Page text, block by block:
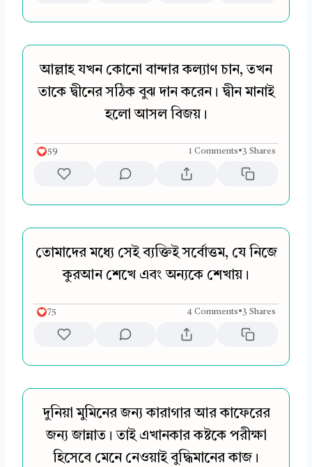
আল্লাহ যখন কোনো বান্দার কল্যাণ চান, তখন
তাকে দ্বীনের সঠিক বুঝ দান করেন। দ্বীন মানাই
হলো আসল বিজয়।
59 1 Comments•3 Shares
তোমাদের মধ্যে সেই ব্যক্তিই সর্বোত্তম, যে নিজে
কুরআন শেখে এবং অন্যকে শেখায়।
75 4 Comments•3 Shares
দুনিয়া মুমিনের জন্য কারাগার আর কাফেরের
জন্য জান্নাত। তাই এখানকার কষ্টকে পরীক্ষা
হিসেবে মেনে নেওয়াই বুদ্ধিমানের কাজ।